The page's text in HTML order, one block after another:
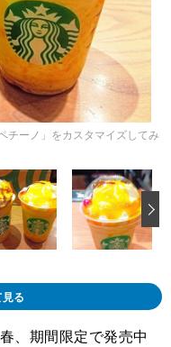
チーノ」をカスタマイズしてみ
見る
、期間限定で発売中